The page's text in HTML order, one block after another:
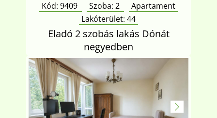
Kód: 9409 Szoba: 2
Apartament
Lakóterület: 44
Eladó 2 szobás lakás Dónát
negyedben